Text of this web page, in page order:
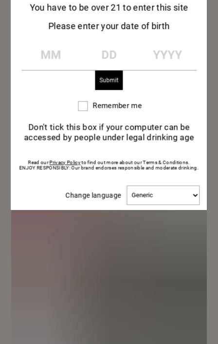
Grand Cordon – Aperitivo
You have to be over 21 to enter this site
Please enter your date of birth
Remember
Remember me
Don't tick this box if your computer can be
accessed by people under legal drinking age
Read ourPrivacy Policyto find out more about our Terms & Conditions.
ENJOY RESPONSIBLY: Our brand endorses responsible and moderate drinking.
Change languageChange
language